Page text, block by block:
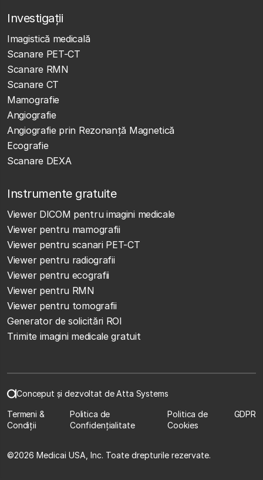
Investigații
Imagistică medicală
Scanare PET-CT
Scanare RMN
Scanare CT
Mamografie
Angiografie
Angiografie prin Rezonanță Magnetică
Ecografie
Scanare DEXA
Instrumente gratuite
Viewer DICOM pentru imagini medicale
Viewer pentru mamografii
Viewer pentru scanari PET-CT
Viewer pentru radiografii
Viewer pentru ecografii
Viewer pentru RMN
Viewer pentru tomografii
Generator de solicitări ROI
Trimite imagini medicale gratuit
Conceput și dezvoltat de Atta Systems
Termeni &
Condiții
Politica de
Confidențialitate
Politica de
Cookies
GDPR
©2026 Medicai USA, Inc. Toate drepturile rezervate.